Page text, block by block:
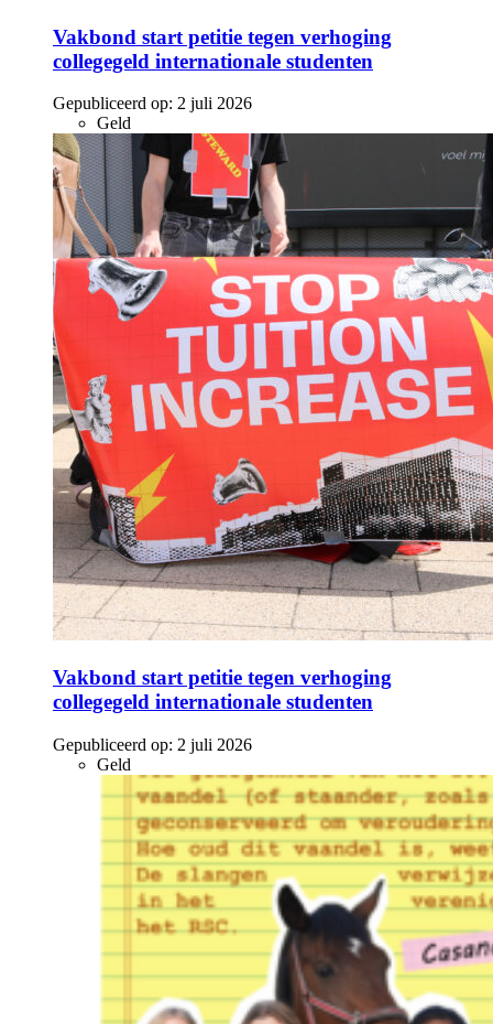
Vakbond start petitie tegen verhoging
collegegeld internationale studenten
Gepubliceerd op: 2 juli 2026
Geld
Vakbond start petitie tegen verhoging
collegegeld internationale studenten
Gepubliceerd op: 2 juli 2026
Geld